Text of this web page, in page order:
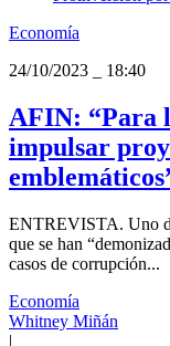
Economía
24/10/2023
18:40
AFIN: “Para
impulsar
ENTREVISTA. Uno
que se han
casos de corrupción...
Economía
Whitney Miñán
|